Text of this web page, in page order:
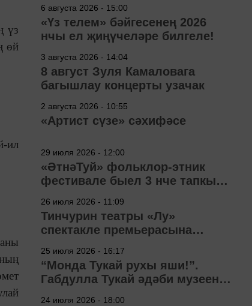
үз
өй
ил
6 августа 2026 - 15:00
«Үз телем» бәйгесенең 2026
нчы ел җиңүчеләре билгеле!
3 августа 2026 - 14:04
8 август Зуля Камаловага
багышлау концерты узачак
2 августа 2026 - 10:55
«Артист сүзе» сәхифәсе
29 июля 2026 - 12:00
«ӘтнәТуй» фольклор-этник
фестивале быел 3 нче тапкыр
26 июля 2026 - 11:09
Тинчурин театры «Лу»
спектакле премьерасына
25 июля 2026 - 16:17
“Монда Тукай рухы яши!”.
Габдулла Тукай әдәби музеена
24 июля 2026 - 18:00